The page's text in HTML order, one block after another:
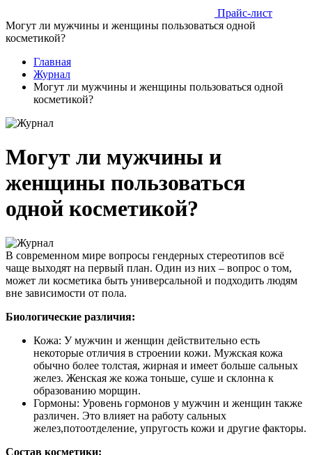
Прайс-лист
Могут ли мужчины и женщины пользоваться одной
косметикой?
Главная
Журнал
Могут ли мужчины и женщины пользоваться одной
косметикой?
Могут ли мужчины и
женщины пользоваться
одной косметикой?
В современном мире вопросы гендерных стереотипов всё
чаще выходят на первый план. Один из них – вопрос о том,
может ли косметика быть универсальной и подходить людям
вне зависимости от пола.
Биологические различия:
Кожа: У мужчин и женщин действительно есть
некоторые отличия в строении кожи. Мужская кожа
обычно более толстая, жирная и имеет больше сальных
желез. Женская же кожа тоньше, суше и склонна к
образованию морщин.
Гормоны: Уровень гормонов у мужчин и женщин также
различен. Это влияет на работу сальных
желез,потоотделение, упругость кожи и другие факторы.
Состав косметики: